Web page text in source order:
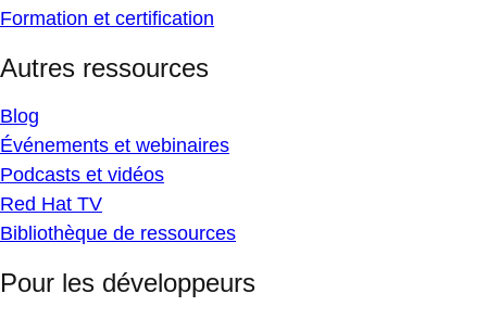
Formation et certification
Autres ressources
Blog
Événements et webinaires
Podcasts et vidéos
Red Hat TV
Bibliothèque de ressources
Pour les développeurs